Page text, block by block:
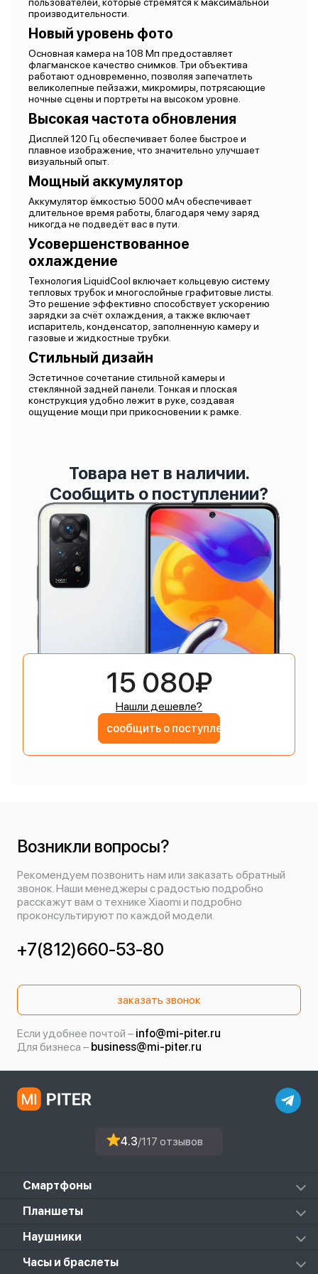
производительности.
Новый уровень фото
Основная камера на 108 Мп предоставляет
флагманское качество снимков. Три объектива
работают одновременно, позволяя запечатлеть
великолепные пейзажи, микромиры, потрясающие
ночные сцены и портреты на высоком уровне.
Высокая частота обновления
Дисплей 120 Гц обеспечивает более быстрое и
плавное изображение, что значительно улучшает
визуальный опыт.
Мощный аккумулятор
Аккумулятор ёмкостью 5000 мАч обеспечивает
длительное время работы, благодаря чему заряд
никогда не подведёт вас в пути.
Усовершенствованное
охлаждение
Технология LiquidCool включает кольцевую систему
тепловых трубок и многослойные графитовые листы.
Это решение эффективно способствует ускорению
зарядки за счёт охлаждения, а также включает
испаритель, конденсатор, заполненную камеру и
газовые и жидкостные трубки.
Стильный дизайн
Эстетичное сочетание стильной камеры и
стеклянной задней панели. Тонкая и плоская
конструкция удобно лежит в руке, создавая
ощущение мощи при прикосновении к рамке.
Товара нет в наличии.
Сообщить о поступлении?
15 080₽
Нашли дешевле?
сообщить о поступлении
Возникли вопросы?
Рекомендуем позвонить нам или заказать обратный
звонок. Наши менеджеры с радостью подробно
расскажут вам о технике Xiaomi и подробно
проконсультируют по каждой модели.
+7(812)660-53-80
заказать звонок
Если удобнее почтой – info@mi-piter.ru
Для бизнеса – business@mi-piter.ru
4.3/117 отзывов
Смартфоны
Redmi
Mi
Black Shark
Планшеты
Mi Pad 6S Pro
Mi Pad 7 Pro
Наушники
Mi FlipBuds Pro
Часы и браслеты